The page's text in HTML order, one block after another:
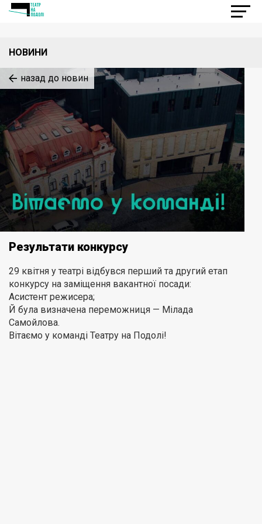
НОВИНИ
назад до новин
Результати конкурсу
29 квітня у театрі відбувся перший та другий етап
конкурсу на заміщення вакантної посади:
Асистент режисера;
Й була визначена переможниця — Мілада
Самойлова.
Вітаємо у команді Театру на Подолі!